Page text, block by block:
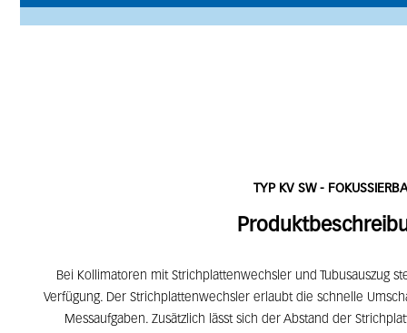
TYP KV SW -
Bei Kollimatoren mit Strichplattenwechsler und Tubusauszug
Verfügung. Der Strichplattenwechsler erlaubt die schnelle
Messaufgaben. Zusätzlich lässt sich der Abstand der